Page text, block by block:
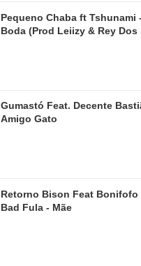
Pequeno Chaba ft Tshunami
Boda (Prod Leiizy & Rey Dos
Gumastó Feat. Decente
Amigo Gato
Retorno Bison Feat Bonifofo
Bad Fula - Mãe